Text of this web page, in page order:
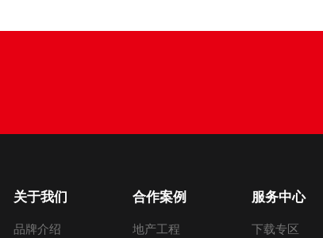
关于我们
品牌介绍
合作案例
地产工程
服务中心
下载专区